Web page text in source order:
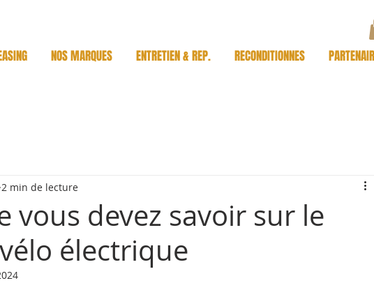
NOS MARQUES ENTRETIEN & REP. RECONDITIONNES
vous devez savoir sur le
électrique
2 min de lecture